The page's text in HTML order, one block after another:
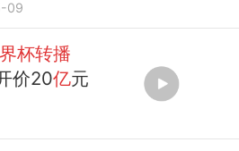
09
杯转播
价20亿元